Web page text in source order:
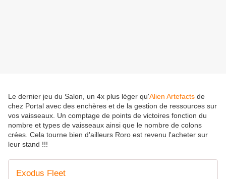
Le dernier jeu du Salon, un 4x plus léger qu'Alien Artefacts de
chez Portal avec des enchères et de la gestion de ressources sur
vos vaisseaux. Un comptage de points de victoires fonction du
nombre et types de vaisseaux ainsi que le nombre de colons
crées. Cela tourne bien d'ailleurs Roro est revenu l'acheter sur
leur stand !!!
Exodus Fleet